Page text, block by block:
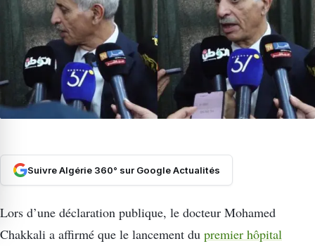
Suivre Algérie 360° sur Google Actualités
Lors d’une déclaration publique, le docteur Mohamed
Chakkali a affirmé que le lancement du premier hôpital